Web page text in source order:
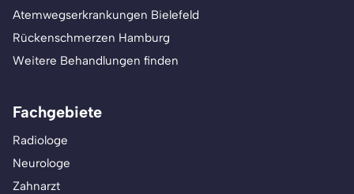
Atemwegserkrankungen Bielefeld
Rückenschmerzen Hamburg
Weitere Behandlungen finden
Fachgebiete
Radiologe
Neurologe
Zahnarzt